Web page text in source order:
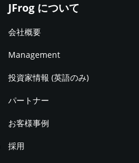
JFrog について
会社概要
Management
投資家情報 (英語のみ)
パートナー
お客様事例
採用